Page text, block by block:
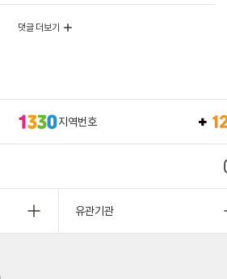
댓글 더보기
지역번호
유관기관